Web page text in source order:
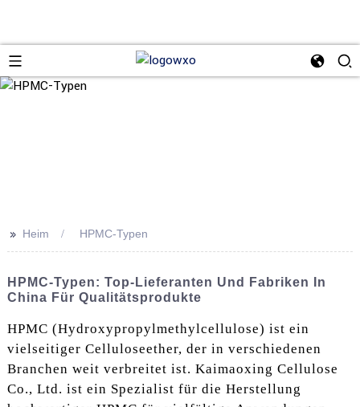
>> Heim HPMC-Typen
HPMC-Typen: Top-Lieferanten Und Fabriken In
China Für Qualitätsprodukte
HPMC (Hydroxypropylmethylcellulose) ist ein
vielseitiger Celluloseether, der in verschiedenen
Branchen weit verbreitet ist. Kaimaoxing Cellulose
Co., Ltd. ist ein Spezialist für die Herstellung